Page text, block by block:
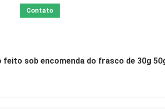
Contato
sob encomenda do frasco de 30g